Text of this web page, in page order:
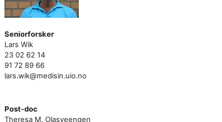
Seniorforsker
Lars Wik
23 02 62 14
91 72 89 66
lars.wik@medisin.uio.no
Post-doc
Theresa M. Olasveengen